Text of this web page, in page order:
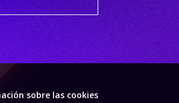
sobre las cookies